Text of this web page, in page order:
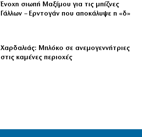
Ένοχη σιωπή Μαξίμου για τις μπίζνες
Γάλλων – Ερντογάν που αποκάλυψε η «δ»
Χαρδαλιάς: Μπλόκο σε ανεμογεννήτριες
στις καμένες περιοχές